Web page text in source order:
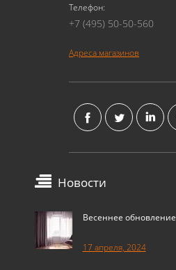
Телефон:
+7 (495) 50-50-560
Адреса магазинов
Новости
Весеннее обновление
17 апреля, 2024